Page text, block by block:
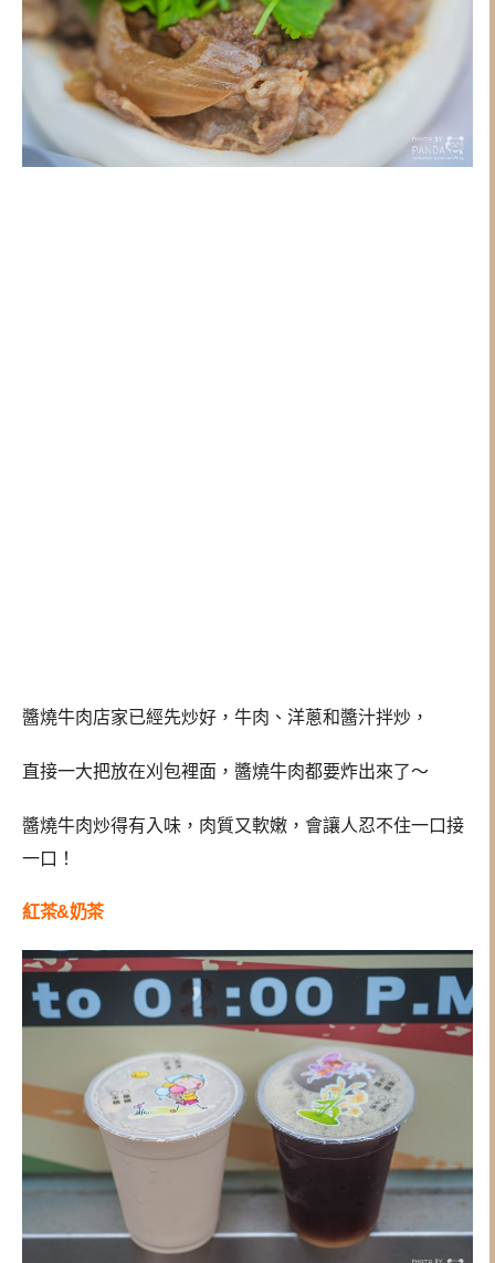
醬燒牛肉店家已經先炒好，牛肉、洋蔥和醬汁拌炒，
直接一大把放在刈包裡面，醬燒牛肉都要炸出來了～
醬燒牛肉炒得有入味，肉質又軟嫩，會讓人忍不住一口接
一口！
紅茶&奶茶